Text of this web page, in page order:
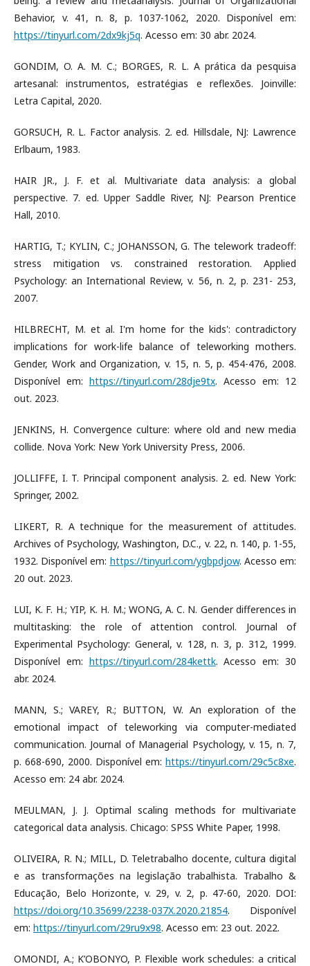
Behavior, v. 41, n. 8, p. 1037-1062, 2020. Disponível em:
https://tinyurl.com/2dx9kj5q. Acesso em: 30 abr. 2024.
GONDIM, O. A. M. C.; BORGES, R. L. A prática da pesquisa
artesanal: instrumentos, estratégias e reflexões. Joinville:
Letra Capital, 2020.
GORSUCH, R. L. Factor analysis. 2. ed. Hillsdale, NJ: Lawrence
Erlbaum, 1983.
HAIR JR., J. F. et al. Multivariate data analysis: a global
perspective. 7. ed. Upper Saddle River, NJ: Pearson Prentice
Hall, 2010.
HARTIG, T.; KYLIN, C.; JOHANSSON, G. The telework tradeoff:
stress mitigation vs. constrained restoration. Applied
Psychology: an International Review, v. 56, n. 2, p. 231- 253,
2007.
HILBRECHT, M. et al. I'm home for the kids': contradictory
implications for work-life balance of teleworking mothers.
Gender, Work and Organization, v. 15, n. 5, p. 454-476, 2008.
Disponível em: https://tinyurl.com/28dje9tx. Acesso em: 12
out. 2023.
JENKINS, H. Convergence culture: where old and new media
collide. Nova York: New York University Press, 2006.
JOLLIFFE, I. T. Principal component analysis. 2. ed. New York:
Springer, 2002.
LIKERT, R. A technique for the measurement of attitudes.
Archives of Psychology, Washington, D.C., v. 22, n. 140, p. 1-55,
1932. Disponível em: https://tinyurl.com/ygbpdjow. Acesso em:
20 out. 2023.
LUI, K. F. H.; YIP, K. H. M.; WONG, A. C. N. Gender differences in
multitasking: the role of attention control. Journal of
Experimental Psychology: General, v. 128, n. 3, p. 312, 1999.
Disponível em: https://tinyurl.com/284kettk. Acesso em: 30
abr. 2024.
MANN, S.; VAREY, R.; BUTTON, W. An exploration of the
emotional impact of teleworking via computer-mediated
communication. Journal of Managerial Psychology, v. 15, n. 7,
p. 668-690, 2000. Disponível em: https://tinyurl.com/29c5c8xe.
Acesso em: 24 abr. 2024.
MEULMAN, J. J. Optimal scaling methods for multivariate
categorical data analysis. Chicago: SPSS White Paper, 1998.
OLIVEIRA, R. N.; MILL, D. Teletrabalho docente, cultura digital
e as transformações na legislação trabalhista. Trabalho &
Educação, Belo Horizonte, v. 29, v. 2, p. 47-60, 2020. DOI:
https://doi.org/10.35699/2238-037X.2020.21854. Disponível
em: https://tinyurl.com/29ru9x98. Acesso em: 23 out. 2022.
OMONDI, A.; K’OBONYO, P. Flexible work schedules: a critical